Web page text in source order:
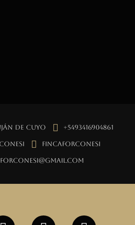
de Cuyo +5493416904861
fincaforconesi